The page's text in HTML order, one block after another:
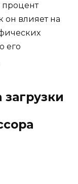
процент
он влияет на
его